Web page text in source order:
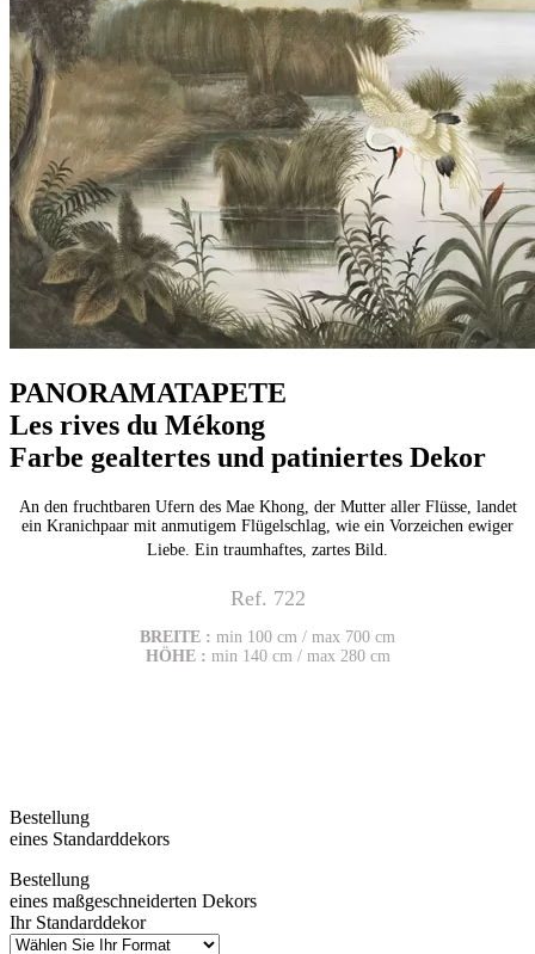
PANORAMATAPETE
Les rives du Mékong
Farbe gealtertes und patiniertes Dekor
An den fruchtbaren Ufern des Mae Khong, der Mutter aller Flüsse, landet
ein Kranichpaar mit anmutigem Flügelschlag, wie ein Vorzeichen ewiger
Liebe. Ein traumhaftes, zartes Bild.
Ref. 722
BREITE : min 100 cm / max 700 cm
HÖHE : min 140 cm / max 280 cm
Bestellung
eines Standarddekors
Bestellung
eines maßgeschneiderten Dekors
Ihr Standarddekor